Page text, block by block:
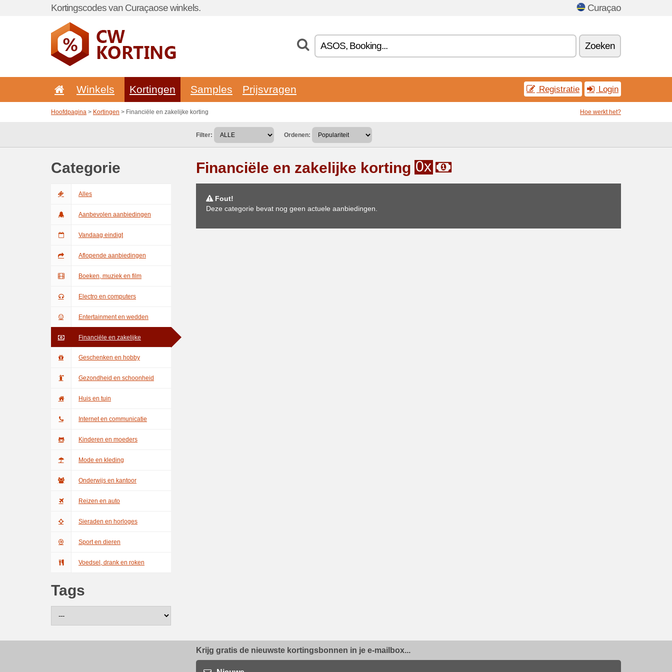
Kortingscodes van Curaçaose winkels. Curaçao
Zoeken
Winkels Kortingen Samples Prijsvragen Registratie Login
Hoofdpagina > Kortingen > Financiële en zakelijke korting Hoe werkt het?
Filter: Ordenen:
Categorie
Alles
Aanbevolen aanbiedingen
Vandaag eindigt
Aflopende aanbiedingen
Boeken, muziek en film
Electro en computers
Entertainment en wedden
Financiële en zakelijke
Geschenken en hobby
Gezondheid en schoonheid
Huis en tuin
Internet en communicatie
Kinderen en moeders
Mode en kleding
Onderwijs en kantoor
Reizen en auto
Sieraden en horloges
Sport en dieren
Voedsel, drank en roken
Tags
Financiële en zakelijke korting 0x
Fout!
Deze categorie bevat nog geen actuele aanbiedingen.
Krijg gratis de nieuwste kortingsbonnen in je e-mailbox...